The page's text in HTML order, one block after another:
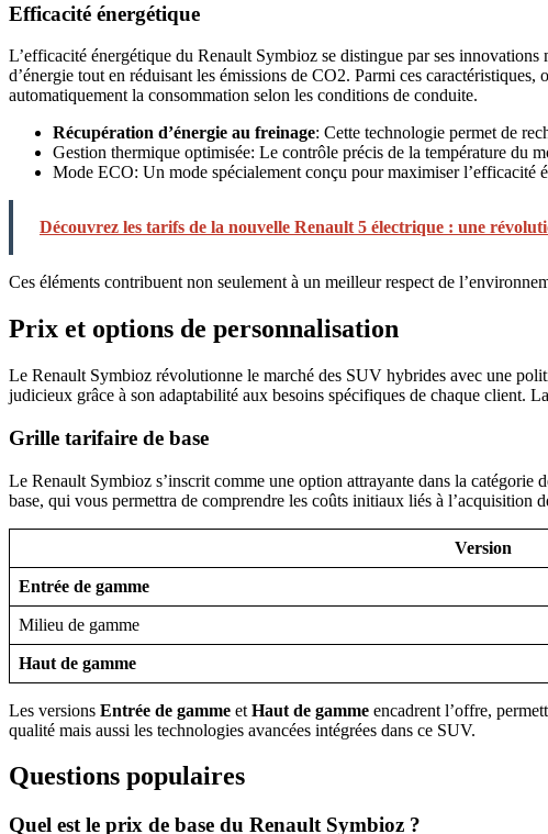
Efficacité énergétique
L’efficacité énergétique du Renault Symbioz se distingue par ses innovations
d’énergie tout en réduisant les émissions de CO2. Parmi ces
automatiquement la consommation selon les conditions de conduite.
Récupération d’énergie au freinage: Cette technologie permet de
Gestion thermique optimisée: Le contrôle précis de la température du
Mode ECO: Un mode spécialement conçu pour maximiser l’efficacité
Découvrez les tarifs de la nouvelle Renault 5 électrique : une
Ces éléments contribuent non seulement à un meilleur respect de
Prix et options de personnalisation
Le Renault Symbioz révolutionne le marché des SUV hybrides avec une
judicieux grâce à son adaptabilité aux besoins spécifiques de chaque client.
Grille tarifaire de base
Le Renault Symbioz s’inscrit comme une option attrayante dans la
base, qui vous permettra de comprendre les coûts initiaux liés à l’acquisition
Version
Entrée de gamme
Milieu de gamme
Haut de gamme
Les versions Entrée de gamme et Haut de gamme encadrent l’offre,
qualité mais aussi les technologies avancées intégrées dans ce SUV.
Questions populaires
Quel est le prix de base du Renault Symbioz ?